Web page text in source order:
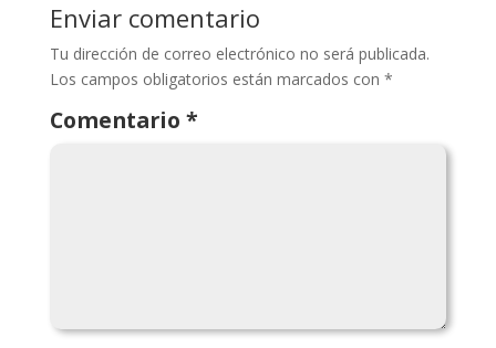
Enviar comentario
Tu dirección de correo electrónico no será publicada.
Los campos obligatorios están marcados con *
Comentario *